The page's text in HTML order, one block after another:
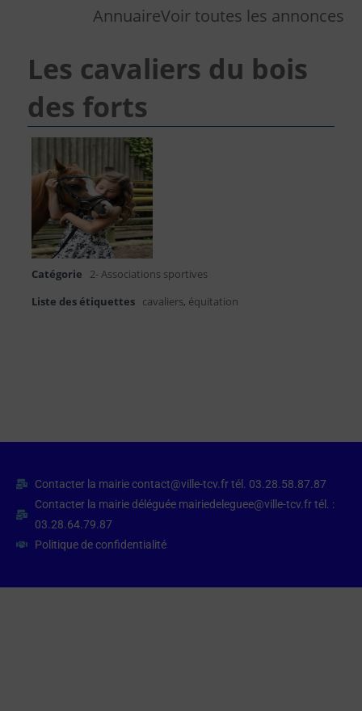
AnnuaireVoir toutes les annonces
Les cavaliers du bois
des forts
Catégorie
2- Associations sportives
Liste des étiquettes cavaliers, équitation
Contacter la mairie contact@ville-tcv.fr tél. 03.28.58.87.87
Contacter la mairie déléguée mairiedeleguee@ville-tcv.fr tél. :
03.28.64.79.87
Politique de confidentialité